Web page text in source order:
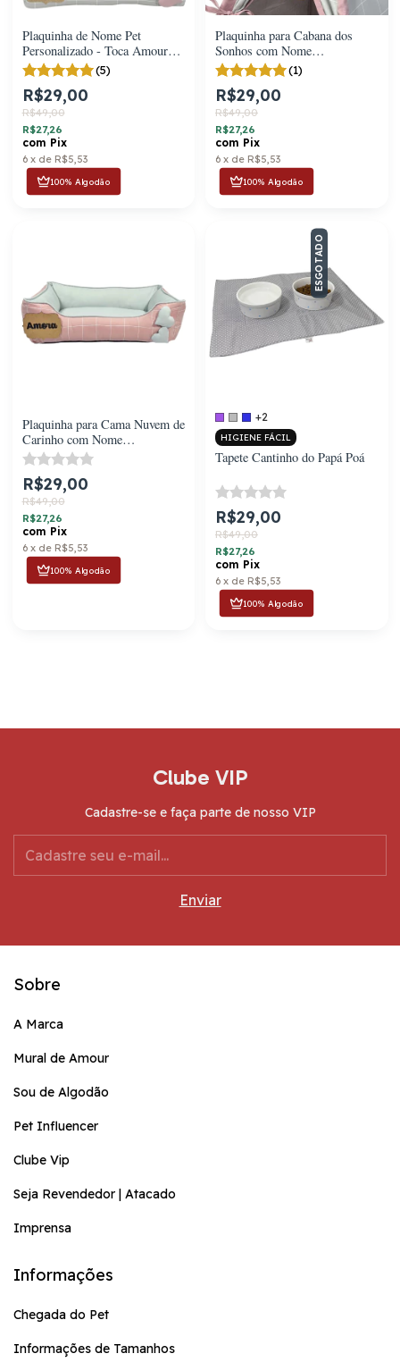
Plaquinha de Nome Pet
Personalizado - Toca Amour
Pet
(5)
R$29,00
R$49,00
R$27,26
com Pix
6 x de R$5,53
100% Algodão
Plaquinha para Cabana dos
Sonhos com Nome
Personalizado(1)
R$29,00
R$49,00
R$27,26
com Pix
6 x de R$5,53
100% Algodão
Plaquinha para Cama Nuvem de
Carinho com Nome
Personalizado
R$29,00
R$49,00
R$27,26
com Pix
6 x de R$5,53
100% Algodão
ESGOTADO
+2
HIGIENE FÁCIL
Tapete Cantinho do Papá Poá
R$29,00
R$49,00
R$27,26
com Pix
6 x de R$5,53
100% Algodão
Clube VIP
Cadastre-se e faça parte de nosso VIP
Sobre
A Marca
Mural de Amour
Sou de Algodão
Pet Influencer
Clube Vip
Seja Revendedor | Atacado
Imprensa
Informações
Chegada do Pet
Informações de Tamanhos